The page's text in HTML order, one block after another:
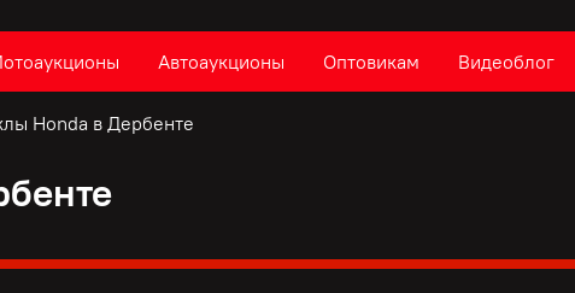
Автоаукционы Оптовикам Видеоблог
Honda в Дербенте